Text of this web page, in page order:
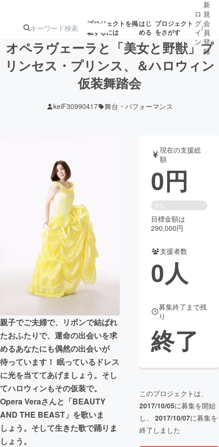
プロジェクトを掲
載するには
はじ
める
プロジェクト
をさがす
注目の新着プロ募集終了が近いプ
映像・映画 書籍・雑誌
ビジネス・起業 チャレンジ
まちづくり・地域活性化
CAMPFIRE for Social Good
CAMPFIRE Creation
CAMPFIREふるさと納税
コミュニティ
ロ
グ
イ
ン
/
新
規
会
員
登
録
オペラヴェーラと「美女と野獣」プ
リンセス・プリンス、＆ハロウィン
仮装舞踏会
keiF30990417 舞台・パフォーマンス
親子でご夫婦で、リボンで結ばれ
たおふたりで、運命の出会いを求
めるあなたにも偶然の出会いが
待っています！ 眠っているドレス
に光を当ててあげましょう。そし
てハロウィンもその仮装で。
Opera Veraさんと「BEAUTY
AND THE BEAST」を歌いま
しょう。そして生きた歌で踊りま
しょう。
現在の支援総
額
0円
0%
目標金額は
290,000円
支援者数
0人
募集終了まで残
り
終了
このプロジェクトは、
2017/10/05に募集を開始
し、 2017/10/07に募集を
終了しました